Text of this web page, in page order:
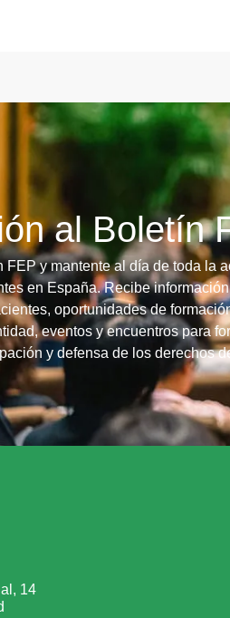
al Boletín
FEP y mantente al día de toda la
en España. Recibe
oportunidades de
eventos y encuentros para
y defensa de los derechos
14